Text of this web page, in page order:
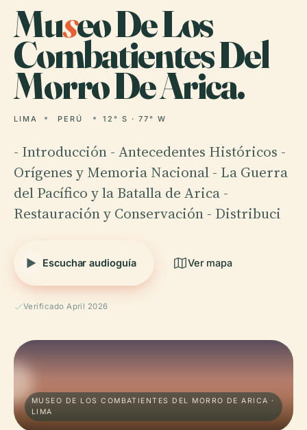
Museo De Los
Combatientes Del
Morro De Arica.
LIMA PERÚ 12° S · 77° W
- Introducción - Antecedentes Históricos -
Orígenes y Memoria Nacional - La Guerra
del Pacífico y la Batalla de Arica -
Restauración y Conservación - Distribuci
Escuchar audioguía Ver mapa
Verificado April 2026
MUSEO DE LOS COMBATIENTES DEL MORRO DE ARICA ·
LIMA